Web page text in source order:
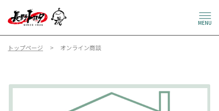
MENU
トップページ オンライン商談